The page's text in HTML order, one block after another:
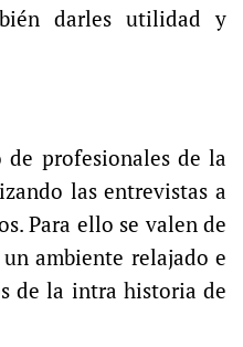
darles utilidad y
de profesionales de la
las entrevistas a
Para ello se valen de
ambiente relajado e
de la intra historia de